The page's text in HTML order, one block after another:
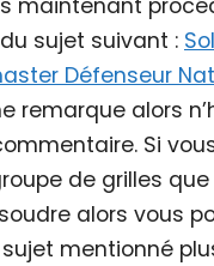
maintenant
sujet suivant :
Défenseur
remarque alors
Si
de grilles
alors vous
mentionné